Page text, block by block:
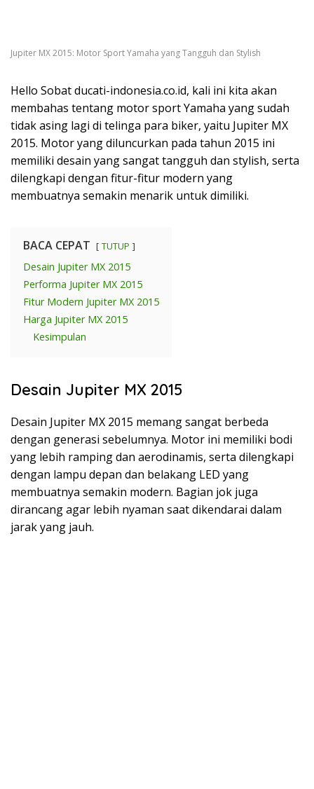
Jupiter MX 2015: Motor Sport Yamaha yang Tangguh dan Stylish
Hello Sobat ducati-indonesia.co.id, kali ini kita akan
membahas tentang motor sport Yamaha yang sudah
tidak asing lagi di telinga para biker, yaitu Jupiter MX
2015. Motor yang diluncurkan pada tahun 2015 ini
memiliki desain yang sangat tangguh dan stylish, serta
dilengkapi dengan fitur-fitur modern yang
membuatnya semakin menarik untuk dimiliki.
BACA CEPAT TUTUP
Desain Jupiter MX 2015
Performa Jupiter MX 2015
Fitur Modern Jupiter MX 2015
Harga Jupiter MX 2015
Kesimpulan
Desain Jupiter MX 2015
Desain Jupiter MX 2015 memang sangat berbeda
dengan generasi sebelumnya. Motor ini memiliki bodi
yang lebih ramping dan aerodinamis, serta dilengkapi
dengan lampu depan dan belakang LED yang
membuatnya semakin modern. Bagian jok juga
dirancang agar lebih nyaman saat dikendarai dalam
jarak yang jauh.